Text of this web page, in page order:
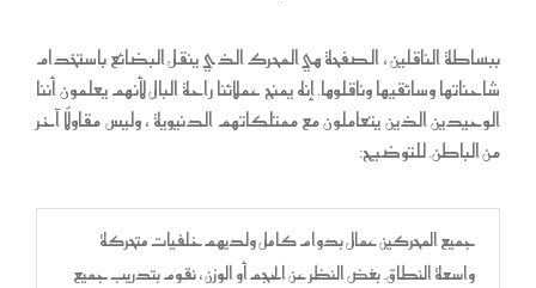
ببساطة الناقلين ، الصفحة هي المحرك الذي ينقل البضائع باستخدام
شاحناتها وسائقيها وناقلوها. إنه يمنح عملائنا راحة البال لأنهم يعلمون أننا
الوحيدين الذين يتعاملون مع ممتلكاتهم الدنيوية ، وليس مقاولًا آخر
من الباطن. للتوضيح:
جميع المحركين عمال بدوام كامل ولديهم خلفيات متحركة
واسعة النطاق. بغض النظر عن الحجم أو الوزن ، نقوم بتدريب جميع